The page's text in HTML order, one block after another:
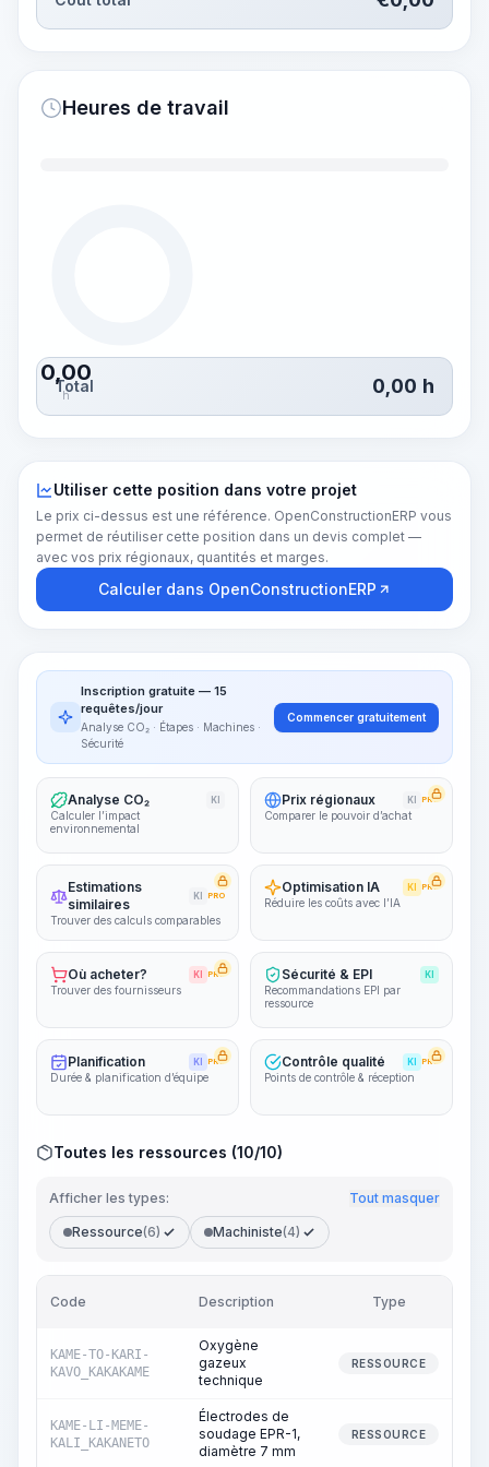
Heures de travail
0,00
h
Total 0,00 h
Utiliser cette position dans votre projet
Le prix ci-dessus est une référence. OpenConstructionERP vous
permet de réutiliser cette position dans un devis complet —
avec vos prix régionaux, quantités et marges.
Calculer dans OpenConstructionERP
Inscription gratuite — 15
requêtes/jour
Analyse CO₂ · Étapes · Machines ·
Sécurité
Commencer gratuitement
Analyse CO₂ KI
Calculer l’impact
environnemental
Prix régionaux KI PRO
Comparer le pouvoir d’achat
Estimations
similaires
KI PRO
Trouver des calculs comparables
Optimisation IA KI PRO
Réduire les coûts avec l’IA
Où acheter? KI PRO
Trouver des fournisseurs
Sécurité & EPI KI
Recommandations EPI par
ressource
Planification KI PRO
Durée & planification d’équipe
Contrôle qualité KI PRO
Points de contrôle & réception
Toutes les ressources (10/10)
Afficher les types: Tout masquer
Ressource(6) Machiniste(4)
Code Description Type
KAME-TO-KARI-
KAVO_KAKAKAME
Oxygène
gazeux
technique
RESSOURCE
KAME-LI-MEME-
KALI_KAKANETO
Électrodes de
soudage EPR-1,
diamètre 7 mm
RESSOURCE